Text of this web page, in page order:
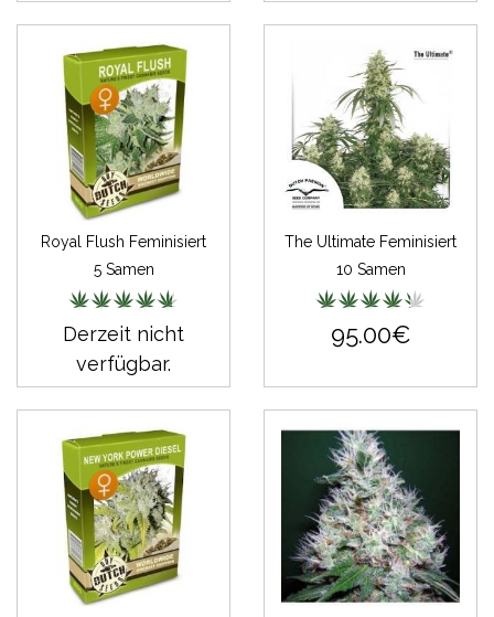
Royal Flush Feminisiert
5 Samen
Derzeit nicht
verfügbar.
The Ultimate Feminisiert
10 Samen
95.00€